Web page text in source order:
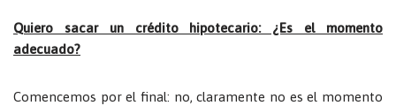
Quiero sacar un crédito hipotecario: ¿Es el momento
adecuado?
Comencemos por el final: no, claramente no es el momento